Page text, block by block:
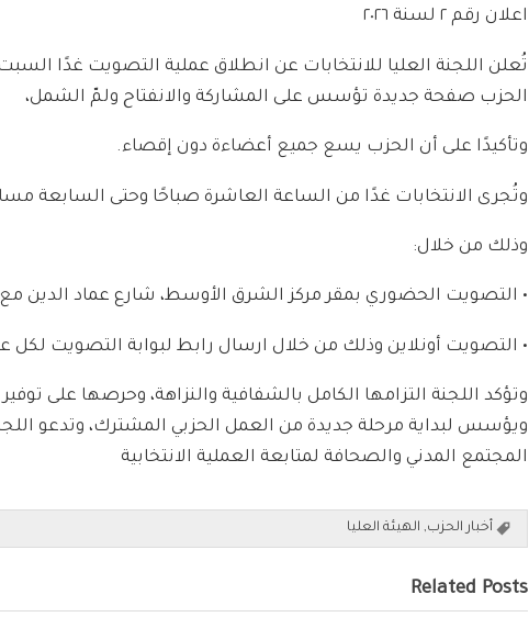
اعلان رقم ٢ لسنة ٢٠٢٦
الحزب صفحة جديدة تؤسس على المشاركة والانفتاح ولمّ الشمل،
وتأكيدًا على أن الحزب يسع جميع أعضاءة دون إقصاء.
وتُجرى الانتخابات غدًا من الساعة العاشرة صباحًا وحتى السابعة
وذلك من خلال:
• التصويت الحضوري بمقر مركز الشرق الأوسط، شارع عماد الدين مع
• التصويت أونلاين وذلك من خلال ارسال رابط لبوابة التصويت لكل
وتؤكد اللجنة التزامها الكامل بالشفافية والنزاهة، وحرصها على
ويؤسس لبداية مرحلة جديدة من العمل الحزبي المشترك، وتدعو
المجتمع المدني والصحافة لمتابعة العملية الانتخابية
أخبار الحزب, الهيئة العليا
Related Posts